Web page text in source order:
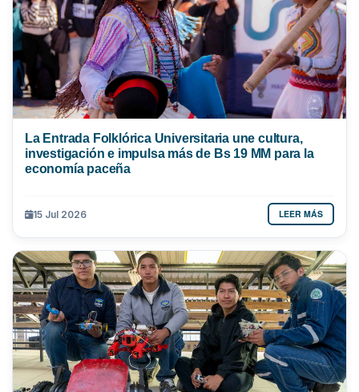
La Entrada Folklórica Universitaria une cultura,
investigación e impulsa más de Bs 19 MM para la
economía paceña
15 Jul 2026 LEER MÁS